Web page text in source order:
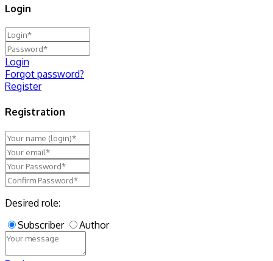
Login
Login
Forgot password?
Register
Registration
Desired role:
Subscriber
Author